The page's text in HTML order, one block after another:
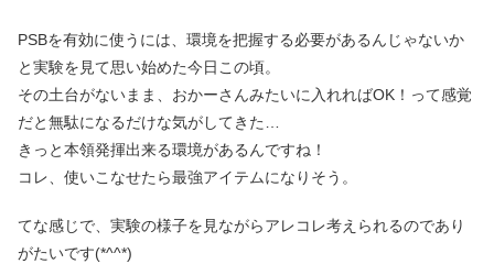
PSBを有効に使うには、環境を把握する必要があるんじゃないか
と実験を見て思い始めた今日この頃。
その土台がないまま、おかーさんみたいに入れればOK！って感覚
だと無駄になるだけな気がしてきた…
きっと本領発揮出来る環境があるんですね！
コレ、使いこなせたら最強アイテムになりそう。
てな感じで、実験の様子を見ながらアレコレ考えられるのであり
がたいです(*^^*)